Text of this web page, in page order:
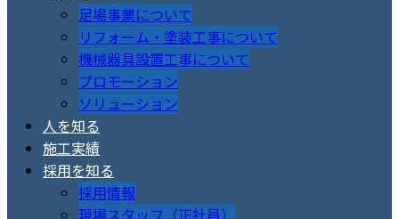
足場事業について
リフォーム・塗装工事について
機械器具設置工事について
プロモーション
ソリューション
人を知る
施工実績
採用を知る
採用情報
現場スタッフ（正社員）